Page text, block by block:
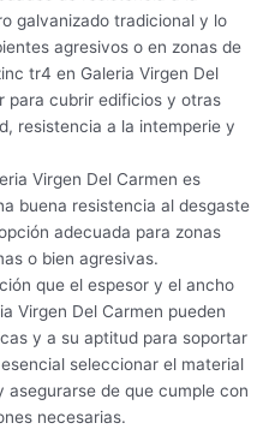
galvanizado tradicional y lo
agresivos o en zonas de
tr4 en Galeria Virgen Del
para cubrir edificios y otras
resistencia a la intemperie y
Virgen Del Carmen es
buena resistencia al desgaste
adecuada para zonas
o bien agresivas.
que el espesor y el ancho
Virgen Del Carmen pueden
y a su aptitud para soportar
seleccionar el material
de que cumple con
necesarias.